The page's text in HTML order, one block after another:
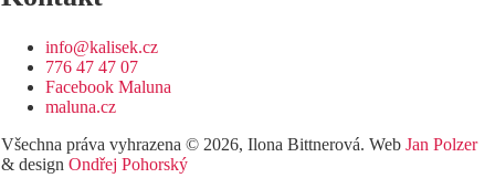
info@kalisek.cz
776 47 47 07
Facebook Maluna
maluna.cz
Všechna práva vyhrazena © 2026, Ilona Bittnerová. Web Jan Polzer
& design Ondřej Pohorský